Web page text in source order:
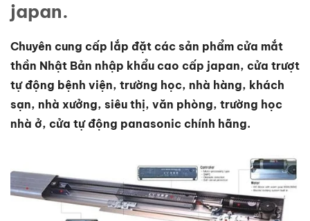
japan.
Chuyên cung cấp lắp đặt các sản phẩm cửa mắt
thần Nhật Bản nhập khẩu cao cấp japan, cửa trượt
tự động bệnh viện, trường học, nhà hàng, khách
sạn, nhà xưởng, siêu thị, văn phòng, trường học
nhà ở, cửa tự động panasonic chính hãng.